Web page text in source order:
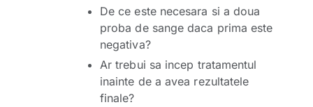
De ce este necesara si a doua
proba de sange daca prima este
negativa?
Ar trebui sa incep tratamentul
inainte de a avea rezultatele
finale?